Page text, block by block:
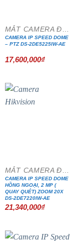
CAMERA IP SPEED DOME
– PTZ DS-2DE5225IW-AE
17,600,000₫
CAMERA IP SPEED DOME
HỒNG NGOẠI, 2 MP (
QUAY QUÉT) ZOOM 20X
DS-2DE7220IW-AE
21,340,000₫